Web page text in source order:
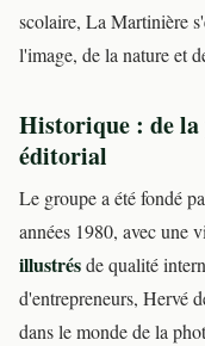
scolaire, La Martinière
l'image, de la nature et
Historique : de
éditorial
Le groupe a été fondé
années 1980, avec une
illustrésde qualité
d'entrepreneurs, Hervé
dans le monde de la